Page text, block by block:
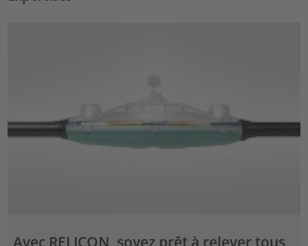
Avec RELICON, soyez prêt à relever tous